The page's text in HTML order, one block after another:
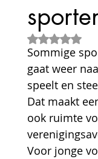
Sommige
gaat weer
speelt en
Dat maakt
ook ruimte
Voor jonge